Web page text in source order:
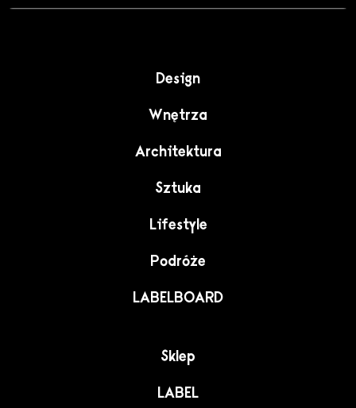
Design
Wnętrza
Architektura
Sztuka
Lifestyle
Podróże
LABELBOARD
Sklep
LABEL